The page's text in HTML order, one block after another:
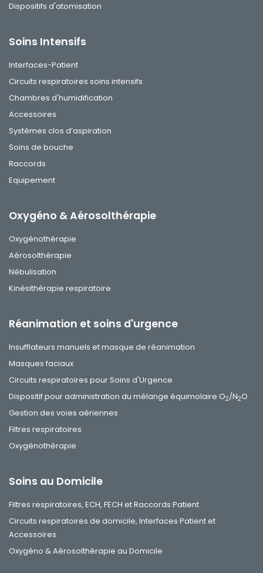
Dispositifs d'atomisation
Soins Intensifs
Interfaces-Patient
Circuits respiratoires soins intensifs
Chambres d'humidification
Accessoires
Systèmes clos d’aspiration
Soins de bouche
Raccords
Equipement
Oxygéno & Aérosolthérapie
Oxygénothérapie
Aérosolthérapie
Nébulisation
Kinésithérapie respiratoire
Réanimation et soins d'urgence
Insufflateurs manuels et masque de réanimation
Masques faciaux
Circuits respiratoires pour Soins d'Urgence
Dispositif pour administration du mélange équimolaire O2/N2O
Gestion des voies aériennes
Filtres respiratoires
Oxygénothérapie
Soins au Domicile
Filtres respiratoires, ECH, FECH et Raccords Patient
Circuits respiratoires de domicile, Interfaces Patient et
Accessoires
Oxygéno & Aérosolthérapie au Domicile